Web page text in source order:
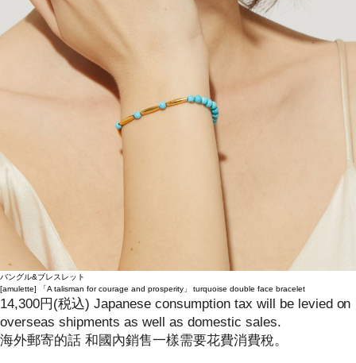
バングル&ブレスレット
[amulette] 「A talisman for courage and prosperity」 turquoise double face bracelet
14,300円 (税込) Japanese consumption tax will be levied on
overseas shipments as well as domestic sales.
海外郵寄的話 和國內銷售一樣需要花費消費稅。